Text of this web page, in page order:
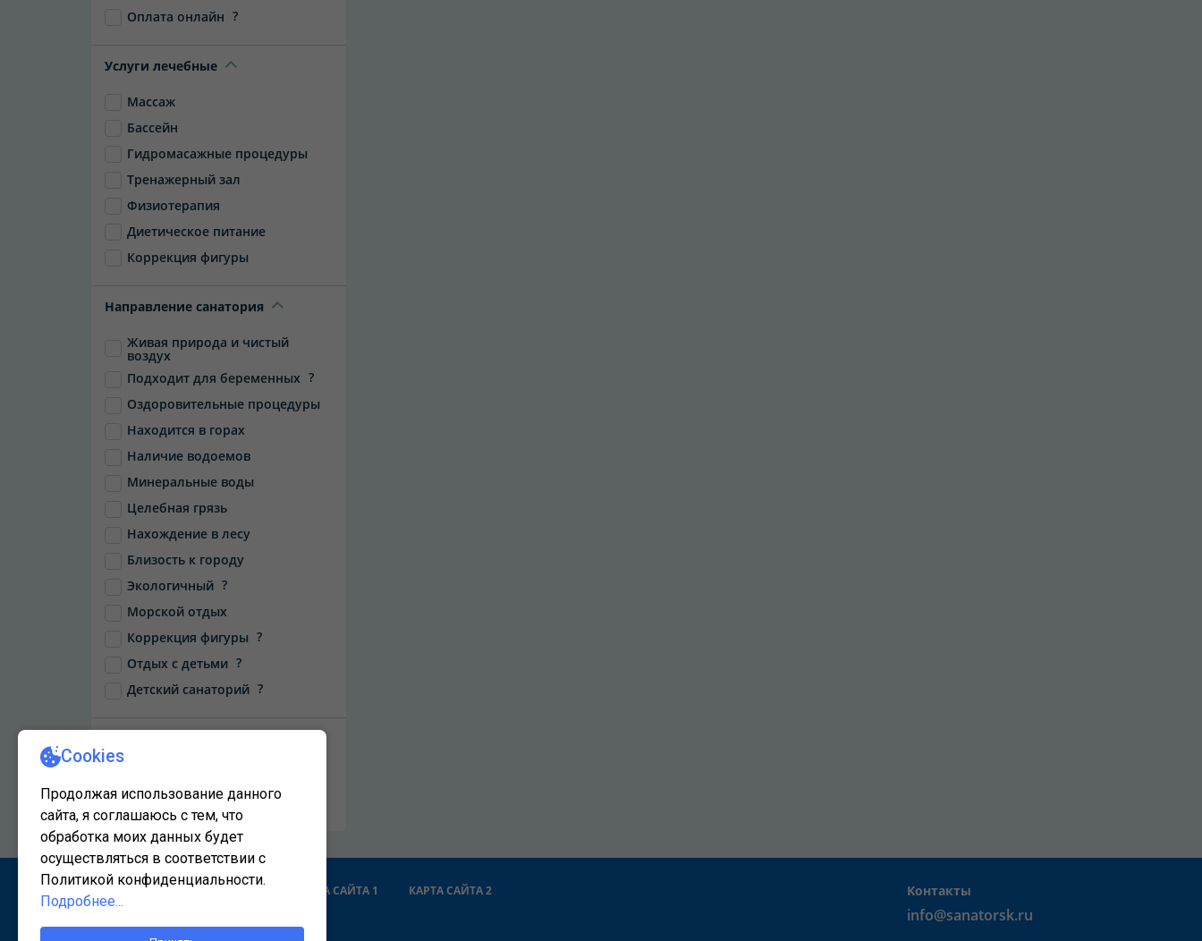
Оплата онлайн ?
Услуги лечебные
Массаж
Бассейн
Гидромасажные процедуры
Тренажерный зал
Физиотерапия
Диетическое питание
Коррекция фигуры
Направление санатория
Живая природа и чистый
воздух
Подходит для беременных ?
Оздоровительные процедуры
Находится в горах
Наличие водоемов
Минеральные воды
Целебная грязь
Нахождение в лесу
Близость к городу
Экологичный ?
Морской отдых
Коррекция фигуры ?
Отдых с детьми ?
Детский санаторий ?
Сбросить фильтры
КАРТА САЙТА 1 КАРТА САЙТА 2 Контакты
info@sanatorsk.ru